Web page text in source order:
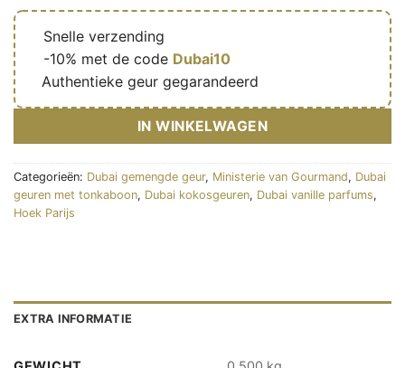
Snelle verzending
-10% met de code Dubai10
Authentieke geur gegarandeerd
IN WINKELWAGEN
Categorieën: Dubai gemengde geur, Ministerie van Gourmand, Dubai
geuren met tonkaboon, Dubai kokosgeuren, Dubai vanille parfums,
Hoek Parijs
EXTRA INFORMATIE